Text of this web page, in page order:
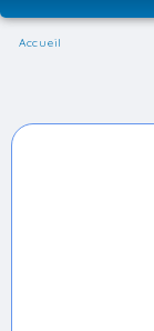
Accueil